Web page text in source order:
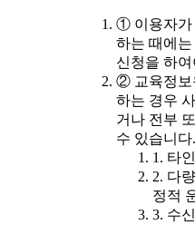
① 이용자가
하는 때에는
신청을 하
② 교육정보
하는 경우
거나 전부
수 있습니다.
1. 타
2. 다
정적
3. 수